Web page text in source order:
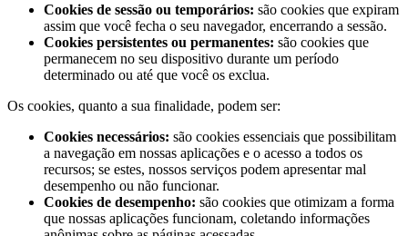
Cookies de sessão ou temporários: são cookies que expiram
assim que você fecha o seu navegador, encerrando a sessão.
Cookies persistentes ou permanentes: são cookies que
permanecem no seu dispositivo durante um período
determinado ou até que você os exclua.
Os cookies, quanto a sua finalidade, podem ser:
Cookies necessários: são cookies essenciais que possibilitam
a navegação em nossas aplicações e o acesso a todos os
recursos; se estes, nossos serviços podem apresentar mal
desempenho ou não funcionar.
Cookies de desempenho: são cookies que otimizam a forma
que nossas aplicações funcionam, coletando informações